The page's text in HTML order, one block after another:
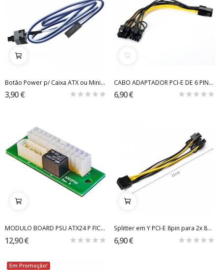
Botão Power p/ Caixa ATX ou Mining Rig 60cm
3,90 €
CABO ADAPTADOR PCI-E DE 6 PINS FEMEA P/ 2X8...
6,90 €
MODULO BOARD PSU ATX24 P FICHA MOLEX MINERACAO
12,90 €
Splitter em Y PCI-E 8pin para 2x 8pin - 21cm
6,90 €
Em Promoção!